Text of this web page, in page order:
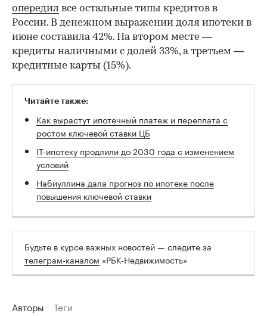
опередил все остальные типы кредитов в
России. В денежном выражении доля ипотеки в
июне составила 42%. На втором месте —
кредиты наличными с долей 33%, а третьем —
кредитные карты (15%).
Читайте также:
Как вырастут ипотечный платеж и переплата с
ростом ключевой ставки ЦБ
IT-ипотеку продлили до 2030 года с изменением
условий
Набиуллина дала прогноз по ипотеке после
повышения ключевой ставки
Будьте в курсе важных новостей — следите за
телеграм-каналом «РБК-Недвижимость»
Авторы Теги